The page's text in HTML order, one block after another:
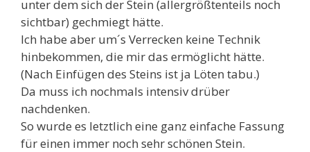
unter dem sich der Stein (allergrößtenteils noch
sichtbar) gechmiegt hätte.
Ich habe aber um´s Verrecken keine Technik
hinbekommen, die mir das ermöglicht hätte.
(Nach Einfügen des Steins ist ja Löten tabu.)
Da muss ich nochmals intensiv drüber
nachdenken.
So wurde es letztlich eine ganz einfache Fassung
für einen immer noch sehr schönen Stein.